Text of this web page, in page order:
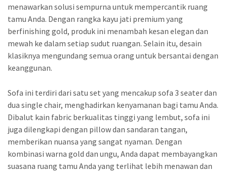
menawarkan solusi sempurna untuk mempercantik ruang
tamu Anda. Dengan rangka kayu jati premium yang
berfinishing gold, produk ini menambah kesan elegan dan
mewah ke dalam setiap sudut ruangan. Selain itu, desain
klasiknya mengundang semua orang untuk bersantai dengan
keanggunan.
Sofa ini terdiri dari satu set yang mencakup sofa 3 seater dan
dua single chair, menghadirkan kenyamanan bagi tamu Anda.
Dibalut kain fabric berkualitas tinggi yang lembut, sofa ini
juga dilengkapi dengan pillow dan sandaran tangan,
memberikan nuansa yang sangat nyaman. Dengan
kombinasi warna gold dan ungu, Anda dapat membayangkan
suasana ruang tamu Anda yang terlihat lebih menawan dan